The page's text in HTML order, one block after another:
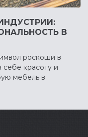
В
роскоши в
себе красоту и
мебель в